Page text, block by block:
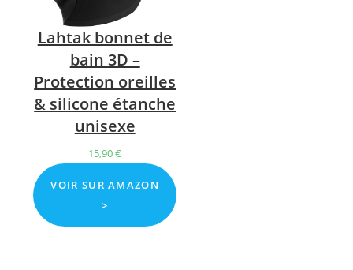
Lahtak bonnet de
bain 3D –
Protection oreilles
& silicone étanche
unisexe
15,90€
VOIR SUR AMAZON
>